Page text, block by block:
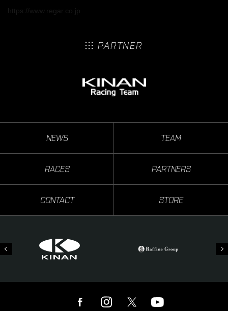
https://www.regar.co.jp
PARTNER
NEWS TEAM
RACES PARTNERS
CONTACT STORE